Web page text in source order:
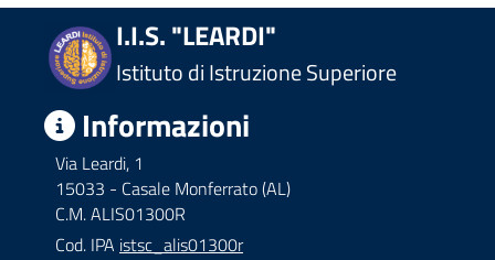
I.I.S. "LEARDI"
Istituto di Istruzione Superiore
Informazioni
Via Leardi, 1
15033 - Casale Monferrato (AL)
C.M. ALIS01300R
Cod. IPA istsc_alis01300r